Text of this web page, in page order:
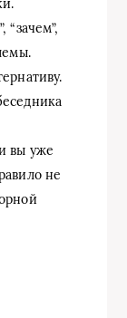
“зачем”,
вы уже
не